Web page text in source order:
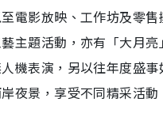
電影放映、工作坊及零
主題活動，亦有「大月
機表演，另以往年度盛
夜景，享受不同精采活動